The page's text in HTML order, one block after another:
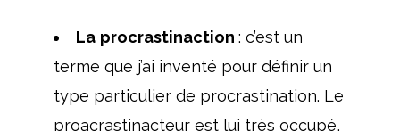
La procrastinaction : c’est un
terme que j’ai inventé pour définir un
type particulier de procrastination. Le
proacrastinacteur est lui très occupé,